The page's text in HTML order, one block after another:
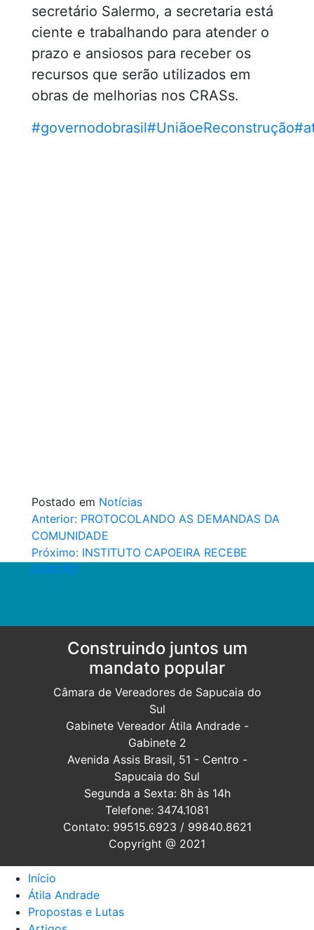
secretário Salermo, a secretaria está
ciente e trabalhando para atender o
prazo e ansiosos para receber os
recursos que serão utilizados em
obras de melhorias nos CRASs.
#governodobrasil#UniãoeReconstrução
Postado em Notícias
Navegação
de
Post
Anterior: PROTOCOLANDO AS DEMANDAS DA
COMUNIDADE
Próximo: INSTITUTO CAPOEIRA RECEBE
DOAÇÃO
Construindo juntos um
mandato popular
Câmara de Vereadores de Sapucaia do
Sul
Gabinete Vereador Átila Andrade -
Gabinete 2
Avenida Assis Brasil, 51 - Centro -
Sapucaia do Sul
Segunda a Sexta: 8h às 14h
Telefone: 3474.1081
Contato: 99515.6923 / 99840.8621
Copyright @ 2021
Início
Átila Andrade
Propostas e Lutas